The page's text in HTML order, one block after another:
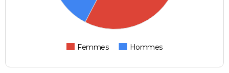
Femmes Hommes